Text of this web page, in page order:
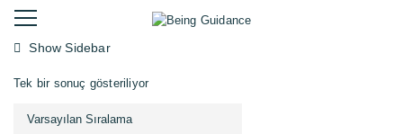
Show Sidebar
Tek bir sonuç gösteriliyor